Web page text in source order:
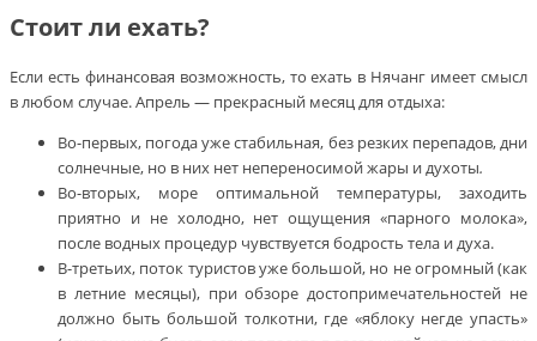
Стоит ли ехать?
Если есть финансовая возможность, то ехать в Нячанг имеет смысл
в любом случае. Апрель — прекрасный месяц для отдыха:
Во-первых, погода уже стабильная, без резких перепадов, дни
солнечные, но в них нет непереносимой жары и духоты.
Во-вторых, море оптимальной температуры, заходить
приятно и не холодно, нет ощущения «парного молока»,
после водных процедур чувствуется бодрость тела и духа.
В-третьих, поток туристов уже большой, но не огромный (как
в летние месяцы), при обзоре достопримечательностей не
должно быть большой толкотни, где «яблоку негде упасть»